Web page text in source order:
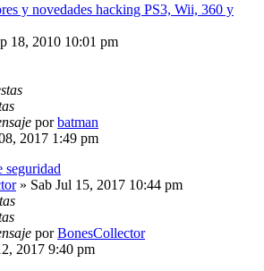
y novedades hacking PS3, Wii, 360 y
18, 2010 10:01 pm
porbatman
2017 1:49 pm
seguridad
» Sab Jul 15, 2017 10:44 pm
porBonesCollector
2017 9:40 pm